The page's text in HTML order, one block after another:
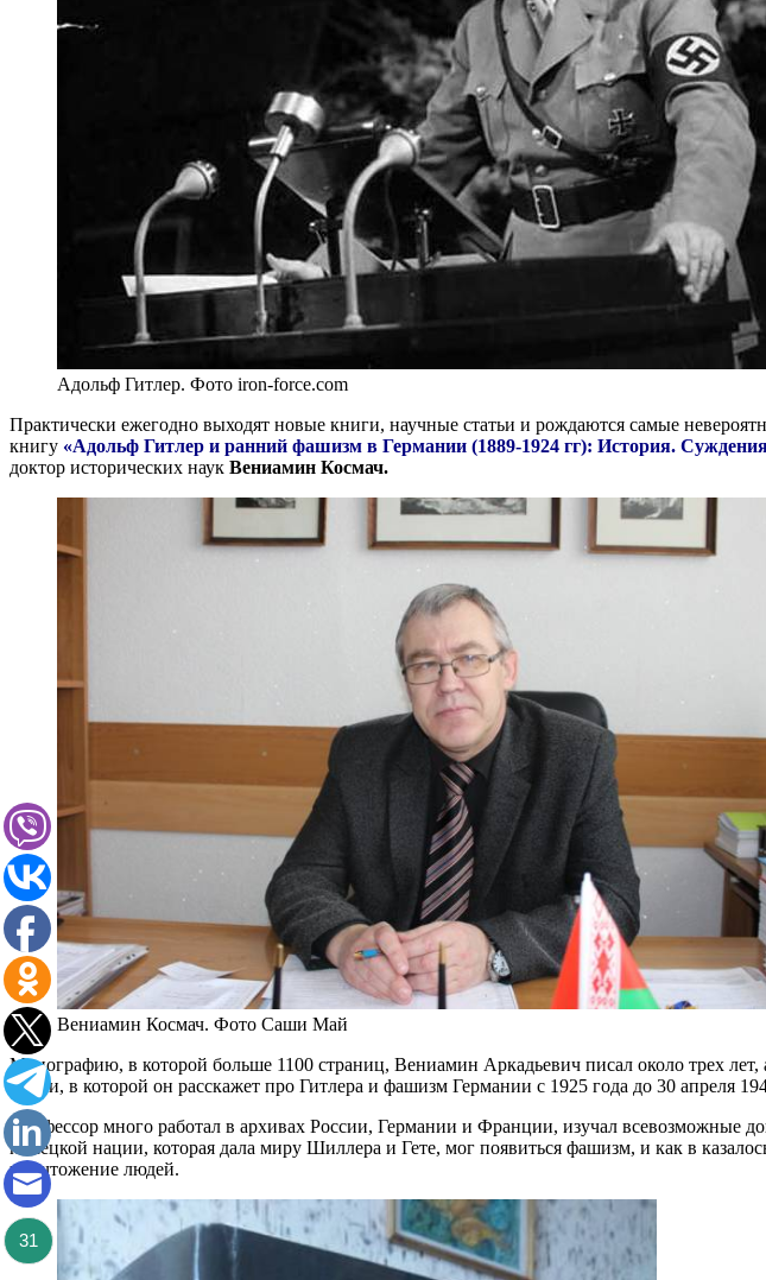
Адольф Гитлер. Фото iron-force.com
Практически ежегодно выходят новые книги, научные статьи и рождаются самые
книгу «Адольф Гитлер и ранний фашизм в Германии (1889-1924 гг): История.
доктор исторических наук Вениамин Космач.
Вениамин Космач. Фото Саши Май
Монографию, в которой больше 1100 страниц, Вениамин Аркадьевич писал около трех
книги, в которой он расскажет про Гитлера и фашизм Германии с 1925 года до 30 апреля
Профессор много работал в архивах России, Германии и Франции, изучал всевозможные
немецкой нации, которая дала миру Шиллера и Гете, мог появиться фашизм, и как в
уничтожение людей.
31